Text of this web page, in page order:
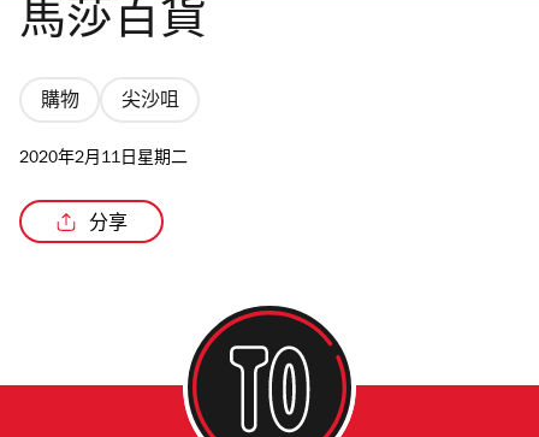
馬莎百貨
購物 尖沙咀
2020年2月11日星期二
分享